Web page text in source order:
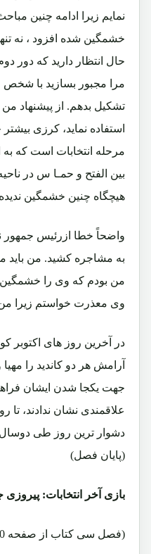
نمایم زیرا ادامه چنین
خشمگین شده افزود ، نه
حال انتظار دارید که دور
مرا مجبور بسازید با
تشکیل بدهم. از پیشنهاد
استفاده نماید، کرزی
مرحله انتخابات است که به
بین الفتح و حمـا س در
هیچگاه چنین خشمگین
واضحاً خطا ازرئیس جمهور
به مشاجره کشید. من باید
من بودم که وی را
وی معذرت خواستم زیرا
در آخرین روز های اکتوبر
آرامش هر دو کاندید را
جهت یکجا شدن ایشان
علاقمندی نشان ندادند،
دشوار ترین روز طی
(پایان فصل)
بازی آخر انتخابات:
(فصل سی کتاب از صفحه 220 ال 224)